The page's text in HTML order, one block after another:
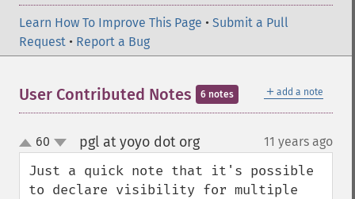
Learn How To Improve This Page • Submit a Pull
Request • Report a Bug
＋ add a note
User Contributed Notes 6 notes
up
down
60 pgl at yoyo dot org¶ 11 years ago
Just a quick note that it's possible
to declare visibility for multiple